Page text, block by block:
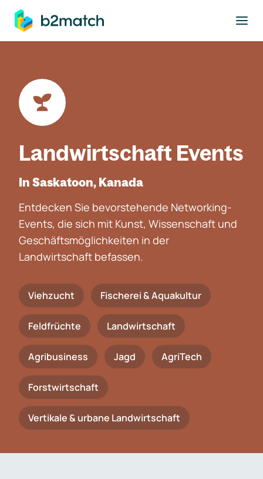
springen
Landwirtschaft Events
In Saskatoon, Kanada
Entdecken Sie bevorstehende Networking-
Events, die sich mit Kunst, Wissenschaft und
Geschäftsmöglichkeiten in der
Landwirtschaft befassen.
Viehzucht Fischerei & Aquakultur
Feldfrüchte Landwirtschaft
Agribusiness Jagd AgriTech
Forstwirtschaft
Vertikale & urbane Landwirtschaft